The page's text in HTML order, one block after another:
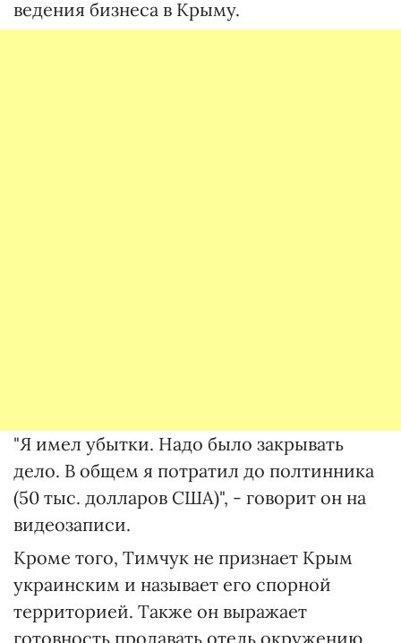
ведения бизнеса в Крыму.
"Я имел убытки. Надо было закрывать
дело. В общем я потратил до полтинника
(50 тыс. долларов США)", - говорит он на
видеозаписи.
Кроме того, Тимчук не признает Крым
украинским и называет его спорной
территорией. Также он выражает
готовность продавать отель окружению